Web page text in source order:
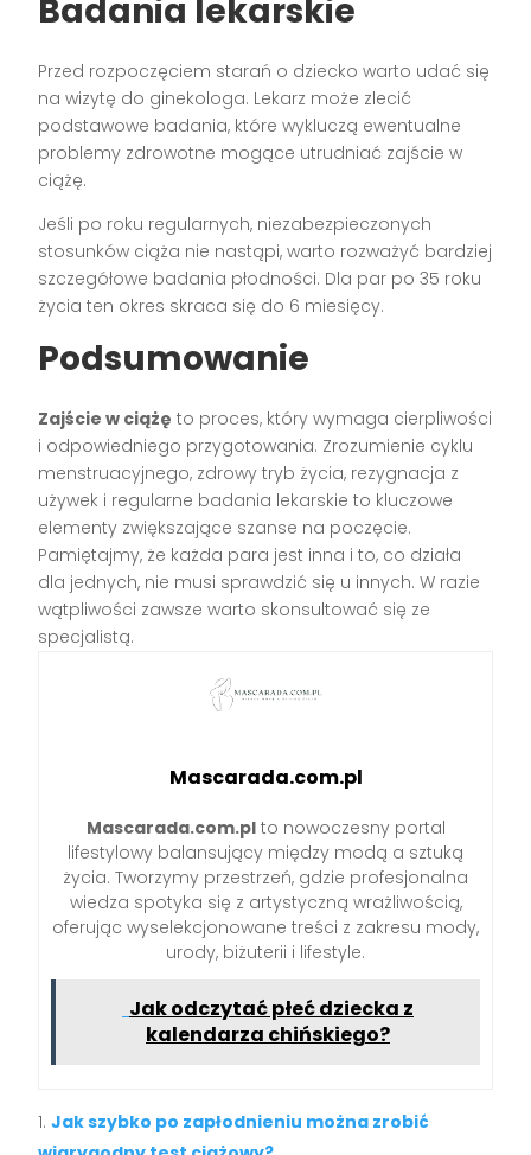
Badania lekarskie
Przed rozpoczęciem starań o dziecko warto udać się
na wizytę do ginekologa. Lekarz może zlecić
podstawowe badania, które wykluczą ewentualne
problemy zdrowotne mogące utrudniać zajście w
ciążę.
Jeśli po roku regularnych, niezabezpieczonych
stosunków ciąża nie nastąpi, warto rozważyć bardziej
szczegółowe badania płodności. Dla par po 35 roku
życia ten okres skraca się do 6 miesięcy.
Podsumowanie
Zajście w ciążę to proces, który wymaga cierpliwości
i odpowiedniego przygotowania. Zrozumienie cyklu
menstruacyjnego, zdrowy tryb życia, rezygnacja z
używek i regularne badania lekarskie to kluczowe
elementy zwiększające szanse na poczęcie.
Pamiętajmy, że każda para jest inna i to, co działa
dla jednych, nie musi sprawdzić się u innych. W razie
wątpliwości zawsze warto skonsultować się ze
specjalistą.
Mascarada.com.pl
Mascarada.com.plto nowoczesny portal
lifestylowy balansujący między modą a sztuką
życia. Tworzymy przestrzeń, gdzie profesjonalna
wiedza spotyka się z artystyczną wrażliwością,
oferując wyselekcjonowane treści z zakresu mody,
urody, biżuterii i lifestyle.
Jak odczytać płeć dziecka z
kalendarza chińskiego?
Jak szybko po zapłodnieniu można zrobić